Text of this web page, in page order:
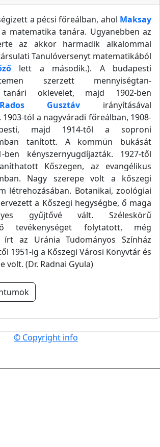
a pécsi főreálban, ahol Maksay
matematika tanára. Ugyanebben az
az akkor harmadik alkalommal
Tanulóversenyt matematikából
lett a második.). A budapesti
szerzett mennyiségtan-
tanári oklevelet, majd 1902-ben
Rados Gusztáv irányításával
tól a nagyváradi főreálban, 1908-
majd 1914-től a soproni
tanított. A kommün bukását
ben kényszernyugdíjazták. 1927-től
Kőszegen, az evangélikus
Nagy szerepe volt a kőszegi
létrehozásában. Botanikai, zoológiai
a Kőszegi hegységbe, ő maga
gyűjtővé vált. Széleskörű
tevékenységet folytatott, még
az Uránia Tudományos Színház
1951-ig a Kőszegi Városi Könyvtár és
volt. (Dr. Radnai Gyula)
© Copyright info